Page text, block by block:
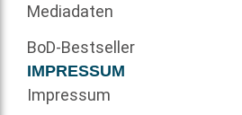
Mediadaten
BoD-Bestseller
IMPRESSUM
Impressum